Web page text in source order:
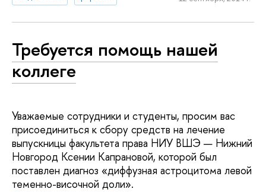
Требуется помощь нашей
коллеге
Уважаемые сотрудники и студенты, просим вас
присоединиться к сбору средств на лечение
выпускницы факультета права НИУ ВШЭ — Нижний
Новгород Ксении Капрановой, которой был
поставлен диагноз «диффузная астроцитома левой
теменно-височной доли».